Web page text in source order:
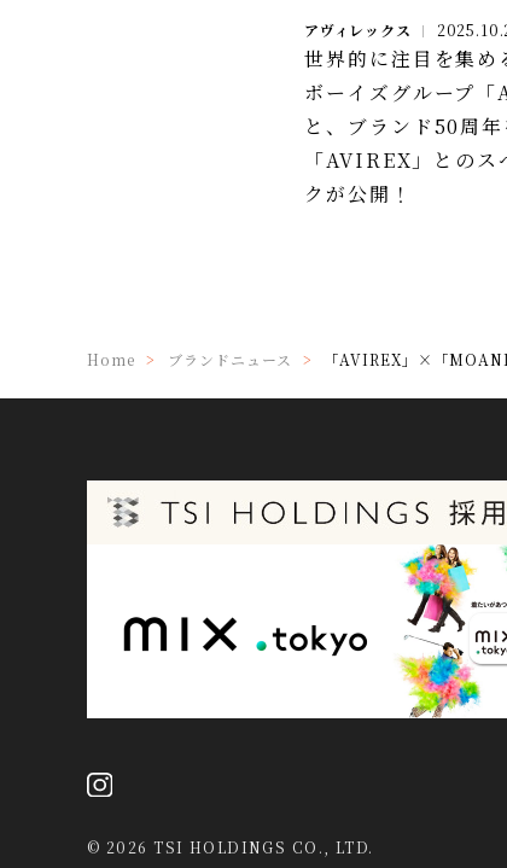
アヴィレックス
世界的に注目を集め
ボーイズグループ「
と、ブランド50周
「AVIREX」とのス
クが公開！
Home ブランドニュース 「AVIREX」×「
© 2026 TSI HOLDINGS CO., LTD.